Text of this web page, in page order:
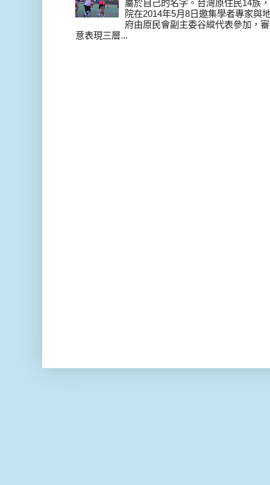
屬於自己的名字。台灣原住民14族
院在2014年5月8日邀集學者專家與
府由原民會副主委谷縱代表參加，
意表現三層...